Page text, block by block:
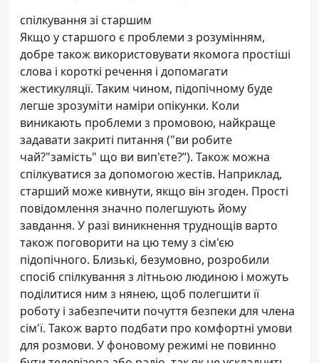
спілкування зі старшим
Якщо у старшого є проблеми з розумінням,
добре також використовувати якомога простіші
слова і короткі речення і допомагати
жестикуляції. Таким чином, підопічному буде
легше зрозуміти наміри опікунки. Коли
виникають проблеми з промовою, найкраще
задавати закриті питання ("ви робите
чай?"замість" що ви вип'єте?”). Також можна
спілкуватися за допомогою жестів. Наприклад,
старший може кивнути, якщо він згоден. Прості
повідомлення значно полегшують йому
завдання. У разі виникнення труднощів варто
також поговорити на цю тему з сім'єю
підопічного. Близькі, безумовно, розробили
спосіб спілкування з літньою людиною і можуть
поділитися ним з нянею, щоб полегшити її
роботу і забезпечити почуття безпеки для члена
сім'ї. Також варто подбати про комфортні умови
для розмови. У фоновому режимі не повинно